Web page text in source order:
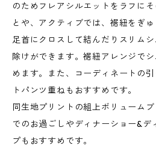
のためフレアシルエットをラフに
とや、アクティブでは、裾紐をぎ
足首にクロスして結んだりスリム
除けができます。裾紐アレンジで
めます。また、コーディネートの
トパンツ重ねもおすすめです。
同生地プリントの組上ボリューム
でのお過ごしやディナーショー&デ
プもおすすめです。